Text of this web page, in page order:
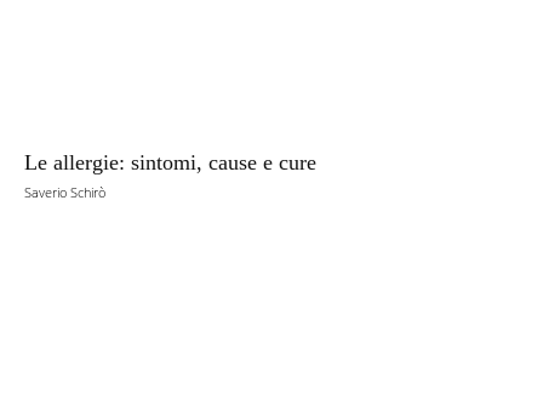
Le allergie: sintomi, cause e cure
Saverio Schirò